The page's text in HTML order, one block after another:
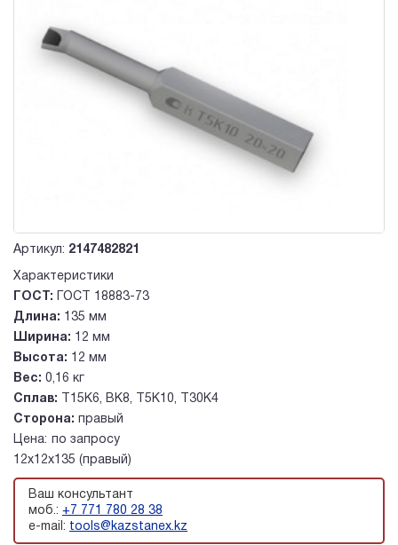
Артикул: 2147482821
Характеристики
ГОСТ:
ГОСТ 18883-73
Длина: 135 мм
Ширина: 12 мм
Высота: 12 мм
Вес: 0,16 кг
Сплав:
Т15К6, ВК8, Т5К10, Т30К4
Сторона: правый
Цена:
по запросу
12х12х135 (правый)
Ваш консультант
моб.: +7 771 780 28 38
e-mail: tools@kazstanex.kz